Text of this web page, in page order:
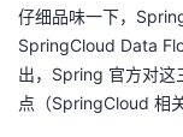
藏
仔细品味一下，
SpringCloud Data
出，Spring 官方对这
点（SpringCloud 相